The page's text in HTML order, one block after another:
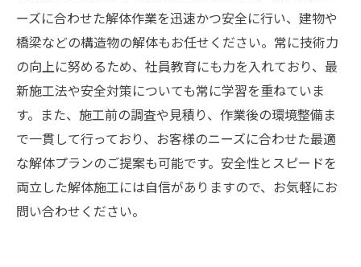
ーズに合わせた解体作業を迅速かつ安全に行い、建物や
橋梁などの構造物の解体もお任せください。常に技術力
の向上に努めるため、社員教育にも力を入れており、最
新施工法や安全対策についても常に学習を重ねていま
す。また、施工前の調査や見積り、作業後の環境整備ま
で一貫して行っており、お客様のニーズに合わせた最適
な解体プランのご提案も可能です。安全性とスピードを
両立した解体施工には自信がありますので、お気軽にお
問い合わせください。